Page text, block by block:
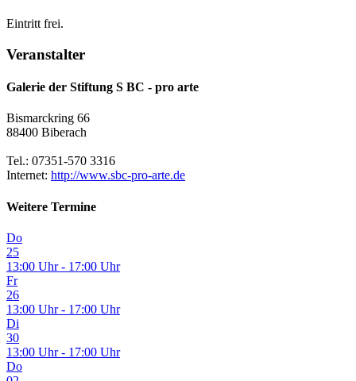
Eintritt frei.
Veranstalter
Galerie der Stiftung S BC - pro arte
Bismarckring 66
88400 Biberach
Tel.: 07351-570 3316
Internet: http://www.sbc-pro-arte.de
Weitere Termine
Do
25
13:00 Uhr - 17:00 Uhr
Fr
26
13:00 Uhr - 17:00 Uhr
Di
30
13:00 Uhr - 17:00 Uhr
Do